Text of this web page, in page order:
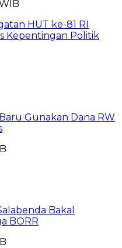
HUT ke-81 RI
Kepentingan Politik
Gunakan Dana RW
Bakal
BORR